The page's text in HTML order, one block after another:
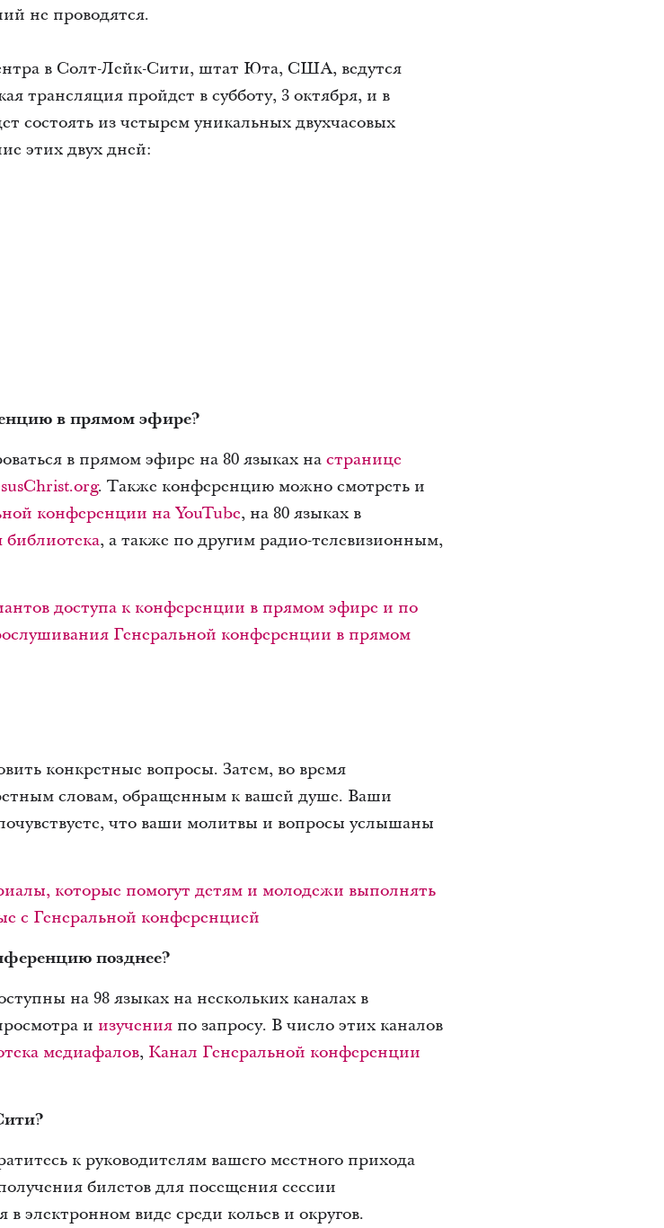
не проводятся.
в Солт-Лейк-Сити, штат Юта, США, ведутся
трансляция пройдет в субботу, 3 октября, и в
состоять из четырем уникальных двухчасовых
этих двух дней:
в прямом эфире?
в прямом эфире на 80 языках настранице
. Также конференцию можно смотреть и
конференции на YouTube, на 80 языках в
библиотека, а также по другим радио-телевизионным,
доступа к конференции в прямом эфире и по
Генеральной конференции в прямом
конкретные вопросы. Затем, во время
словам, обращенным к вашей душе. Ваши
что ваши молитвы и вопросы услышаны
которые помогут детям и молодежи выполнять
с Генеральной конференцией
позднее?
на 98 языках на нескольких каналах в
и изученияпо запросу. В число этих каналов
медиафалов, Канал Генеральной конференции
к руководителям вашего местного прихода
билетов для посещения сессии
электронном виде среди кольев и округов.